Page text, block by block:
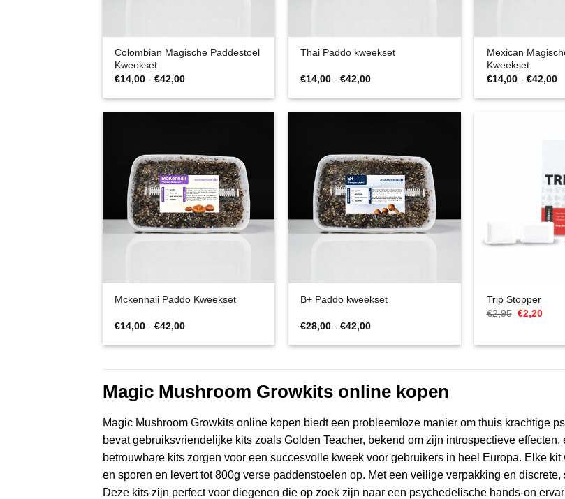
Colombian Magische Paddestoel
Kweekset
€14,00 - €42,00Prijsklasse:
tot
Thai Paddo kweekset
€14,00 - €42,00Prijsklasse:
tot
Mexican
Kweekset
€14,00 - €42,00
Mckennaii Paddo Kweekset
€14,00 - €42,00Prijsklasse:
tot
B+ Paddo kweekset
€28,00 - €42,00Prijsklasse:
tot
Trip Stopper
€2,95
€2,95.
€2,20
Magic Mushroom Growkits online kopen
Magic Mushroom Growkits online kopen biedt een probleemloze manier om thuis krachtige
bevat gebruiksvriendelijke kits zoals Golden Teacher, bekend om zijn introspectieve
betrouwbare kits zorgen voor een succesvolle kweek voor gebruikers in heel Europa. Elke
en sporen en levert tot 800g verse paddenstoelen op. Met een veilige verpakking en
Deze kits zijn perfect voor diegenen die op zoek zijn naar een psychedelische hands-on